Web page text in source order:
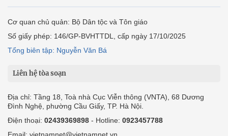
Cơ quan chủ quản: Bộ Dân tộc và Tôn giáo
Số giấy phép: 146/GP-BVHTTDL, cấp ngày 17/10/2025
Tổng biên tập: Nguyễn Văn Bá
Liên hệ tòa soạn
Địa chỉ: Tầng 18, Toà nhà Cục Viễn thông (VNTA), 68 Dương
Đình Nghệ, phường Cầu Giấy, TP. Hà Nội.
Điện thoại: 02439369898 - Hotline: 0923457788